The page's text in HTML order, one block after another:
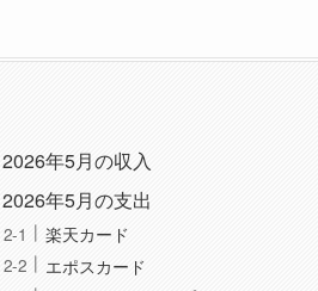
2026年5月の収入
2026年5月の支出
楽天カード
エポスカード